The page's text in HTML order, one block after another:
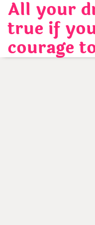
Skip
content
All your
true if
courage